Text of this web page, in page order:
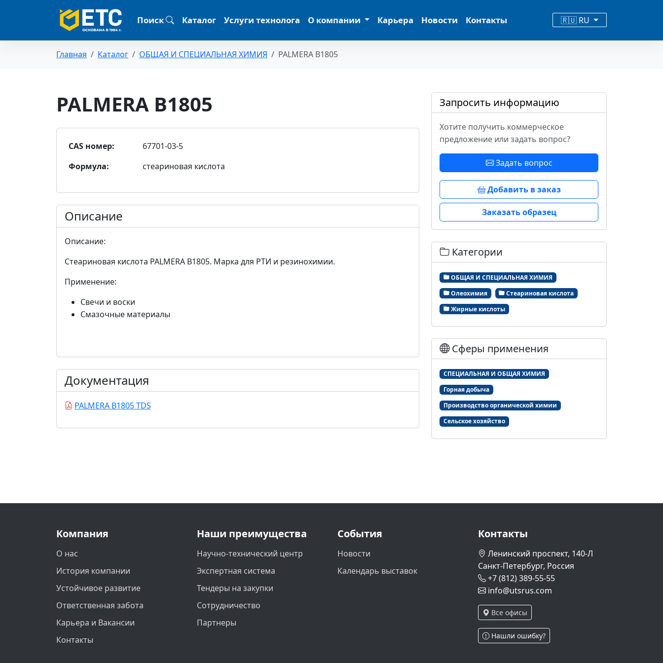
Поиск Каталог Услуги технолога О компании Карьера Новости Контакты 🇷🇺 RU
Главная Каталог ОБЩАЯ И СПЕЦИАЛЬНАЯ ХИМИЯ PALMERA B1805
PALMERA B1805
CAS номер:
67701-03-5
Формула:
стеариновая кислота
Описание
Описание:
Стеариновая кислота PALMERA B1805. Марка для РТИ и резинохимии.
Применение:
Свечи и воски
Смазочные материалы
Документация
PALMERA B1805 TDS
Запросить информацию
Хотите получить коммерческое
предложение или задать вопрос?
Задать вопрос
Добавить в заказ
Заказать образец
Категории
ОБЩАЯ И СПЕЦИАЛЬНАЯ ХИМИЯ
Олеохимия
Стеариновая кислота
Жирные кислоты
Сферы применения
СПЕЦИАЛЬНАЯ И ОБЩАЯ ХИМИЯ
Горная добыча
Производство органической химии
Сельское хозяйство
Компания
О нас
История компании
Устойчивое развитие
Ответственная забота
Карьера и Вакансии
Контакты
Наши преимущества
Научно-технический центр
Экспертная система
Тендеры на закупки
Сотрудничество
Партнеры
События
Новости
Календарь выставок
Контакты
Ленинский проспект, 140-Л
Санкт-Петербург, Россия
+7 (812) 389-55-55
info@utsrus.com
Все офисы
Нашли ошибку?